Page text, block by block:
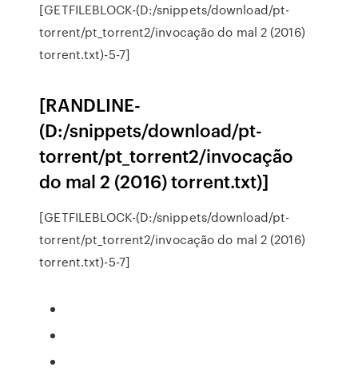
[GETFILEBLOCK-(D:/snippets/download/pt-
torrent/pt_torrent2/invocação do mal 2 (2016)
torrent.txt)-5-7]
[RANDLINE-
(D:/snippets/download/pt-
torrent/pt_torrent2/invocação
do mal 2 (2016) torrent.txt)]
[GETFILEBLOCK-(D:/snippets/download/pt-
torrent/pt_torrent2/invocação do mal 2 (2016)
torrent.txt)-5-7]